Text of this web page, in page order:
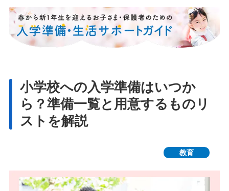
小学校への入学準備はいつか
ら？準備一覧と用意するものリ
ストを解説
教育